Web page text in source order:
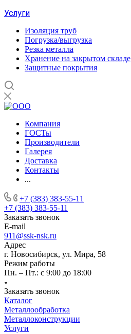
Услуги
Изоляция труб
Погрузка/выгрузка
Резка металла
Хранение на закрытом складе
Защитные покрытия
Компания
ГОСТы
Производители
Галерея
Доставка
Контакты
...
+7 (383) 383-55-11
+7 (383) 383-55-11
Заказать звонок
E-mail
911@ssk-nsk.ru
Адрес
г. Новосибирск, ул. Мира, 58
Режим работы
Пн. – Пт.: с 9:00 до 18:00
Заказать звонок
Каталог
Металлообработка
Металлоконструкции
Услуги